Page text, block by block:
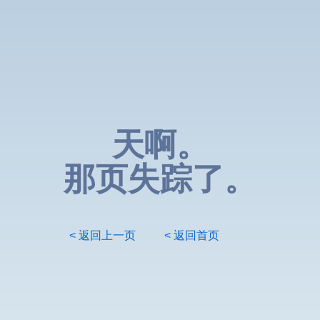
天啊。
那页失踪了。
< 返回上一页 < 返回首页